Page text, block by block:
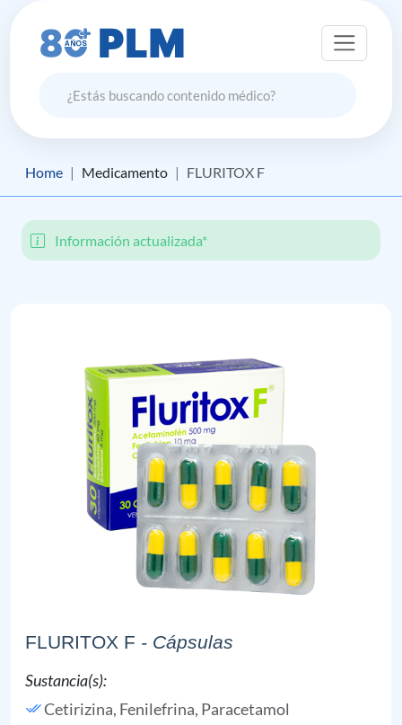
Home Medicamento FLURITOX F
Información actualizada*
FLURITOX F - Cápsulas
Sustancia(s):
Cetirizina, Fenilefrina, Paracetamol